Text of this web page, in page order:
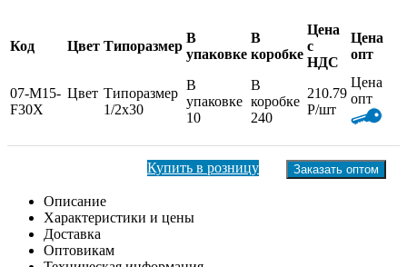
Код Цвет Типоразмер
В
упаковке
В
коробке
Цена
с
НДС
Цена
опт
07-M15-
F30X
Цвет Типоразмер
1/2x30
В
упаковке
10
В
коробке
240
210.79
Р/шт
Цена
опт
Заказать оптом
Купить в розницу
Описание
Характеристики и цены
Доставка
Оптовикам